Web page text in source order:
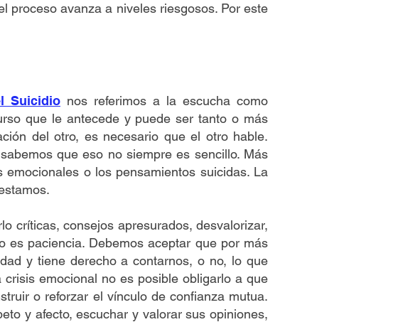
proceso avanza a niveles riesgosos. Por este
Suicidio nos referimos a la escucha como
que le antecede y puede ser tanto o más
del otro, es necesario que el otro hable.
que eso no siempre es sencillo. Más
o los pensamientos suicidas. La
críticas, consejos apresurados, desvalorizar,
es paciencia. Debemos aceptar que por más
y tiene derecho a contarnos, o no, lo que
emocional no es posible obligarlo a que
o reforzar el vínculo de confianza mutua.
y afecto, escuchar y valorar sus opiniones,